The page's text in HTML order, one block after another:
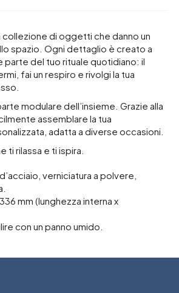
collezione di oggetti che danno un
spazio. Ogni dettaglio è creato a
parte del tuo rituale quotidiano: il
fai un respiro e rivolgi la tua
modulare dell’insieme. Grazie alla
assemblare la tua
adatta a diverse occasioni.
ti rilassa e ti ispira.
verniciatura a polvere,
mm (lunghezza interna x
con un panno umido.